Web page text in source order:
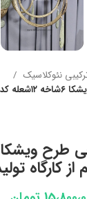
نئوکلاسیک